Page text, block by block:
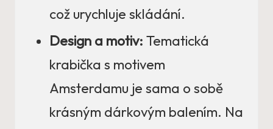
což urychluje skládání.
Design a motiv: Tematická
krabička s motivem
Amsterdamu je sama o sobě
krásným dárkovým balením. Na